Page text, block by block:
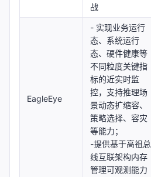
战
EagleEye
- 实现业务运行
态、系统运行
态、硬件健康等
不同粒度关键指
标的近实时监
控，支持推理场
景动态扩缩容、
策略选择、容灾
等能力；
-提供基于高祖总
线互联架构内存
管理可观测能力